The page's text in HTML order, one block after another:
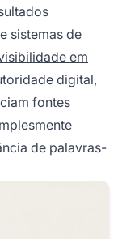
sistemas de
em
digital,
fontes
de palavras-